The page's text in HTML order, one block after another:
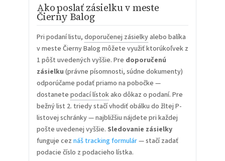
Ako poslať zásielku v meste
Čierny Balog
Pri podaní listu, doporučenej zásielkyalebo balíka
v meste Čierny Balog môžete využiť ktorúkoľvek z
1 pôšt uvedených vyššie. Pre doporučenú
zásielku (právne písomnosti, súdne dokumenty)
odporúčame podať priamo na pobočke —
dostanete podací lístokako dôkaz o podaní. Pre
bežný list 2. triedy stačí vhodiť obálku do žltej P-
listovej schránky — najbližšiu nájdete pri každej
pošte uvedenej vyššie. Sledovanie zásielky
funguje cez náš tracking formulár— stačí zadať
podacie číslo z podacieho lístka.